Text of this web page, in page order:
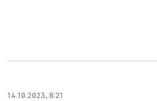
14.10.2023, 8:21